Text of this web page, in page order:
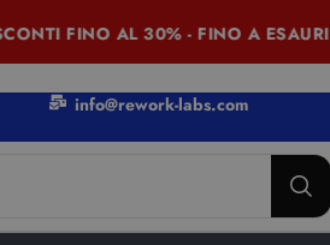
FINO AL 30% - FINO A
info@rework-labs.com